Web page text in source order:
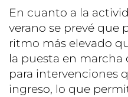
En cuanto a la
verano se prevé que
ritmo más elevado
la puesta en
para intervenciones
ingreso, lo que